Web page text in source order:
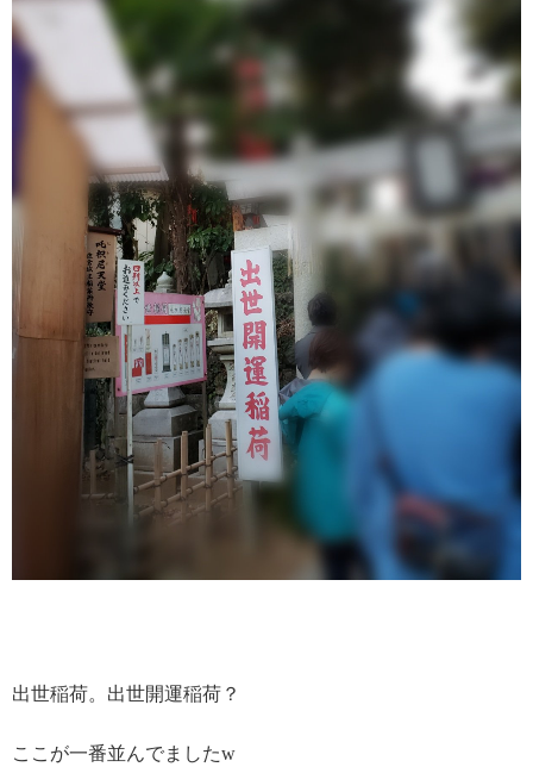
出世稲荷。出世開運稲荷？
ここが一番並んでましたw